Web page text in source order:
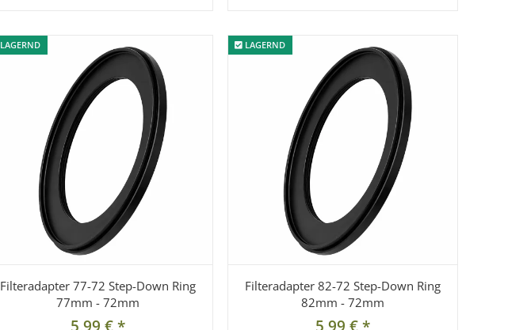
LAGERND
LAGERND
Filteradapter 77-72 Step-Down Ring
77mm - 72mm
5,99 €*
LAGERND
LAGERND
Filteradapter 82-72 Step-Down Ring
82mm - 72mm
5,99 €*